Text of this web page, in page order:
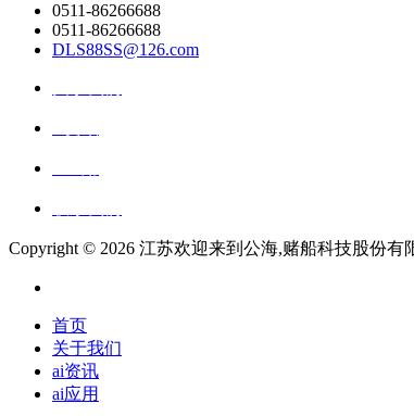
0511-86266688
0511-86266688
DLS88SS@126.com
Copyright © 2026 江苏欢迎来到公海,赌船科技股份有
首页
关于我们
ai资讯
ai应用